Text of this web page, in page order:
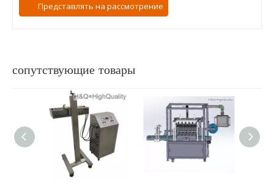
Представлять на рассмотрение
сопутствующие товары